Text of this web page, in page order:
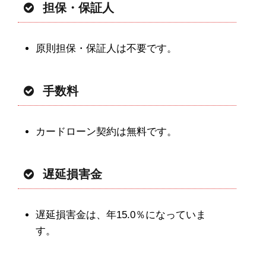
担保・保証人
原則担保・保証人は不要です。
手数料
カードローン契約は無料です。
遅延損害金
遅延損害金は、年15.0％になっていま
す。